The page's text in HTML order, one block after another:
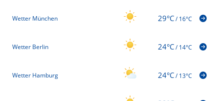
Wetter München 29°C/16°C
Wetter Berlin 24°C/14°C
Wetter Hamburg 24°C/13°C